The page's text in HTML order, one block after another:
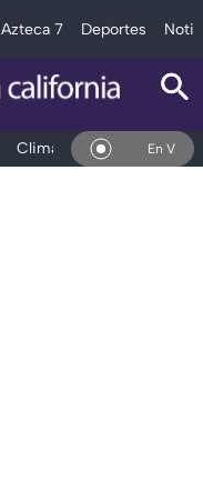
Azteca 7 Deportes
Clima Deportes En Vivo